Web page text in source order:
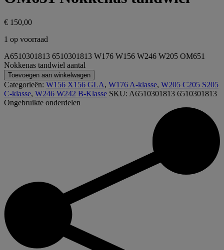
€ 150,00
1 op voorraad
A6510301813 6510301813 W176 W156 W246 W205 OM651
Nokkenas tandwiel aantal
Toevoegen aan winkelwagen
Categorieën: W156 X156 GLA, W176 A-klasse, W205 C205 S205
C-klasse, W246 W242 B-Klasse SKU: A6510301813 6510301813
Ongebruikte onderdelen